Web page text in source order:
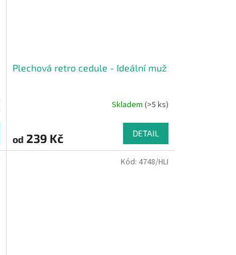
Plechová retro cedule - Ideální muž
Skladem (>5 ks)
od 239 Kč DETAIL
Kód: 4748/HLI